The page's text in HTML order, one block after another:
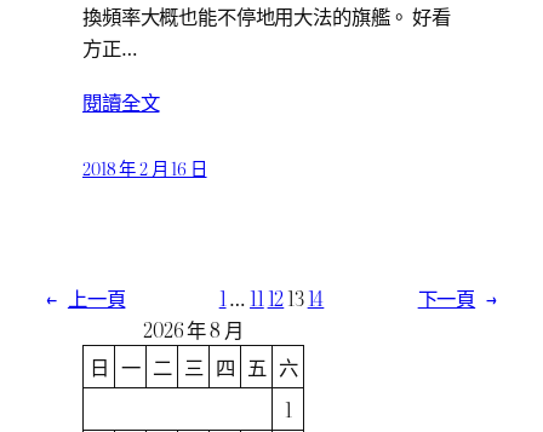
換頻率大概也能不停地用大法的旗艦。 好看
方正…
閱讀全文
2018 年 2 月 16 日
← 上一頁 1…11121314 下一頁 →
2026 年 8 月
日 一 二 三 四 五 六
1